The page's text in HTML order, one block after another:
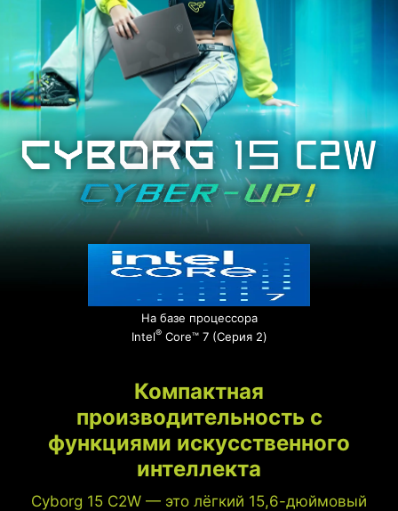
На базе процессора
Intel®Core™ 7 (Серия 2)
Компактная
производительность с
функциями искусственного
интеллекта
Cyborg 15 C2W — это лёгкий 15,6-дюймовый